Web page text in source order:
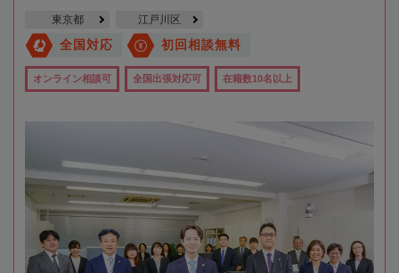
東京都 江戸川区
全国対応 初回相談無料
オンライン相談可 全国出張対応可 在籍数10名以上